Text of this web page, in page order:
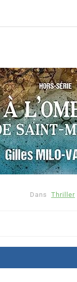
Dans Thriller